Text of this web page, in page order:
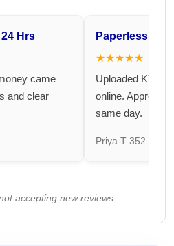
Hrs
came
and clear
Paperless and
★★★★★
Uploaded KYC
online. Approval
same day.
Priya T 352 days
accepting new reviews.